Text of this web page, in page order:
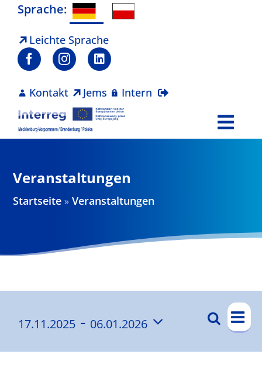
Zum
springen
Sprache:
Leichte Sprache
Kontakt Jems Intern
Projekte
Veranstaltungen
Startseite »Veranstaltungen
V
e
Suche
V
e
r
17.11.2025 - 06.01.2026
wählen.